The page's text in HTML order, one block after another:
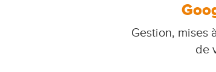
Gestion, mises
de